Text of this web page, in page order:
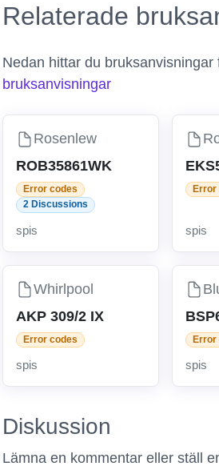
Relaterade
Nedan hittar du
bruksanvisningar
Rosenlew
ROB35861WK
Error codes
2 Discussions
spis
Error
spis
Whirlpool
AKP 309/2 IX
Error codes
spis
Error
spis
Diskussion
Lämna en kommentar eller ställ